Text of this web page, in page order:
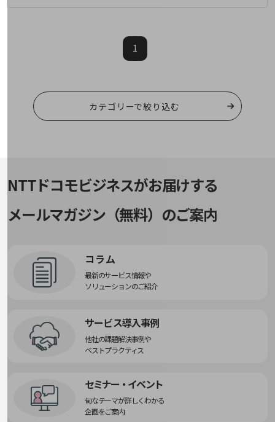
5G
運用管理
業務支援・マーケティング
コミュニケーション・情報共有
マーケティング
災害対策
職場環境整備
セキュリティ対策
遠隔監視
自動化・省電化
1
カテゴリーで絞り込む
NTTドコモビジネスがお届けする
メールマガジン（無料）のご案内
コラム
最新のサービス情報や
ソリューションのご紹介
サービス導入事例
他社の課題解決事例や
ベストプラクティス
セミナー・イベント
旬なテーマが詳しくわかる
企画をご案内